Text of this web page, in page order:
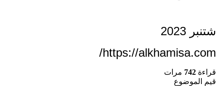
شتنبر 2023
https://alkhamisa.com/
قراءة 742 مرات
قيم الموضوع